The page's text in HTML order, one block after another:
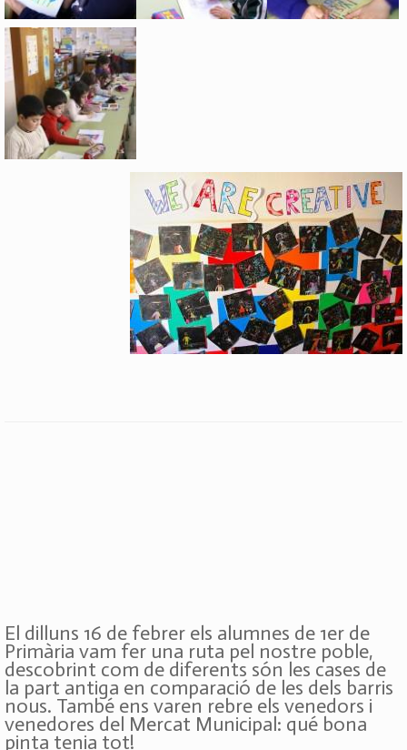
El dilluns 16 de febrer els alumnes de 1er de
Primària vam fer una ruta pel nostre poble,
descobrint com de diferents són les cases de
la part antiga en comparació de les dels barris
nous. També ens varen rebre els venedors i
venedores del Mercat Municipal: qué bona
pinta tenia tot!